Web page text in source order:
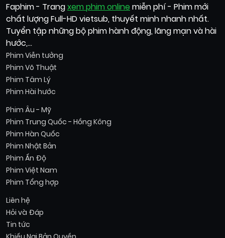
Faphim - Trangxem phim online miễn phí - Phim mới
chất lượng Full-HD vietsub, thuyết minh nhanh nhất.
Tuyển tập những bộ phim hành động, lãng mạn và hài
hước,...
Phim Viễn tưởng
Phim Võ Thuật
Phim Tâm Lý
Phim Hài hước
Phim Âu - Mỹ
Phim Trung Quốc - Hồng Kông
Phim Hàn Quốc
Phim Nhật Bản
Phim Ấn Độ
Phim Việt Nam
Phim Tổng hợp
Liên hệ
Hỏi và Đáp
Tin tức